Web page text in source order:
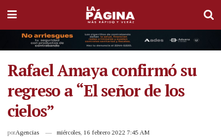
Rafael Amaya confirmó su
regreso a “El señor de los
cielos”
porAgencias miércoles, 16 febrero 2022 7:45 AM